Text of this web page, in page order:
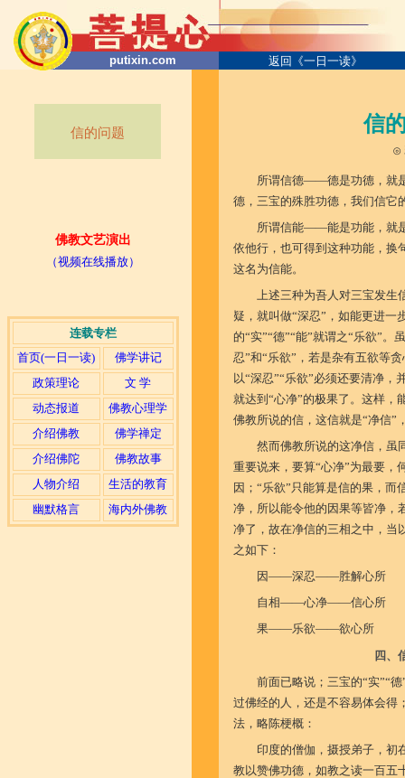
putixin.com 返回《一日一读》
信
⊙
所谓信德——德是功德，就
德，三宝的殊胜功德，我们信它
所谓信能——能是功能，就
依他行，也可得到这种功能，换
这名为信能。
上述三种为吾人对三宝发生
疑，就叫做“深忍”，如能更进一
的“实”“德”“能”就谓之“乐欲”。
忍”和“乐欲”，若是杂有五欲等
以“深忍”“乐欲”必须还要清净
就达到“心净”的极果了。这样，
佛教所说的信，这信就是“净信”
然而佛教所说的这净信，虽
重要说来，要算“心净”为最要，
因；“乐欲”只能算是信的果，而
净，所以能令他的因果等皆净，
净了，故在净信的三相之中，当
之如下：
因——深忍——胜解心所
自相——心净——信心所
果——乐欲——欲心所
四、
前面已略说；三宝的“实”“
过佛经的人，还是不容易体会得
法，略陈梗概：
印度的僧伽，摄授弟子，初
教以赞佛功德，如教之读一百五
佛教文艺演出
（视频在线播放）
连载专栏
首页(一日一读)
佛学讲记
政策理论
文 学
动态报道
佛教心理学
介绍佛教
佛学禅定
介绍佛陀
佛教故事
人物介绍
生活的教育
幽默格言
海内外佛教
信的问题